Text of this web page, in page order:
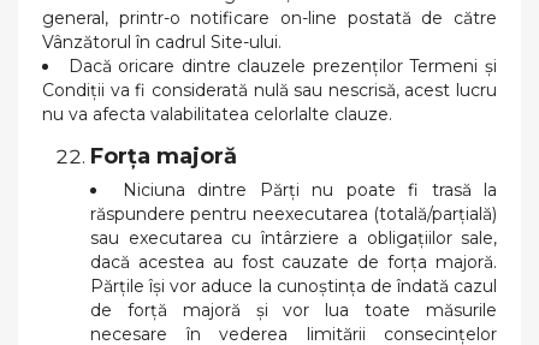
general, printr-o notificare on-line postată de către
Vânzătorul în cadrul Site-ului.
Dacă oricare dintre clauzele prezenților Termeni și
Condiții va fi considerată nulă sau nescrisă, acest lucru
nu va afecta valabilitatea celorlalte clauze.
Forţa majoră
Niciuna dintre Părţi nu poate fi trasă la
răspundere pentru neexecutarea (totală/parţială)
sau executarea cu întârziere a obligaţiilor sale,
dacă acestea au fost cauzate de forţa majoră.
Părţile îşi vor aduce la cunoştinţa de îndată cazul
de forţă majoră şi vor lua toate măsurile
necesare în vederea limitării consecinţelor